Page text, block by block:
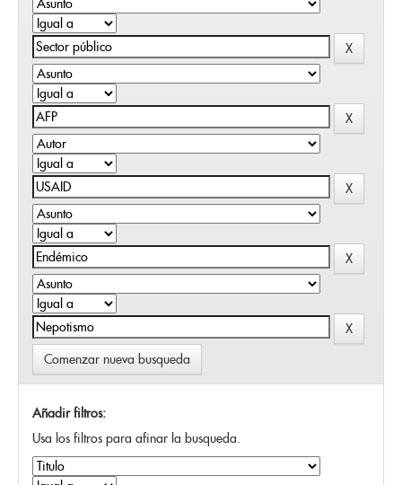
Comenzar nueva busqueda
Añadir filtros:
Usa los filtros para afinar la busqueda.